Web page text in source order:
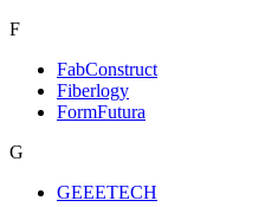
F
FabConstruct
Fiberlogy
FormFutura
G
GEEETECH